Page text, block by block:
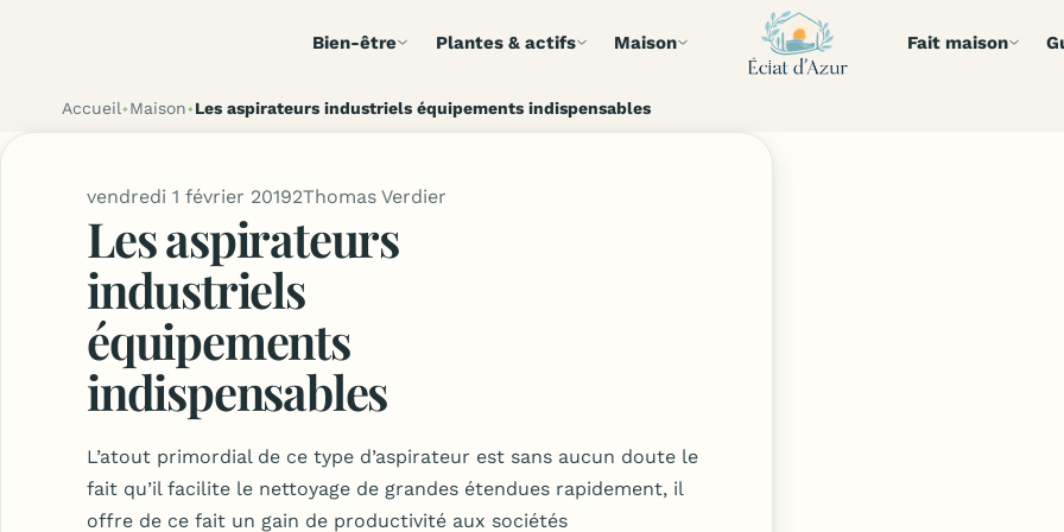
Bien-être Plantes & actifs Maison Fait maison
Accueil Maison Les aspirateurs industriels équipements indispensables
vendredi 1 février 20192Thomas Verdier
Les aspirateurs
industriels
équipements
indispensables
L’atout primordial de ce type d’aspirateur est sans aucun doute le
fait qu’il facilite le nettoyage de grandes étendues rapidement, il
offre de ce fait un gain de productivité aux sociétés